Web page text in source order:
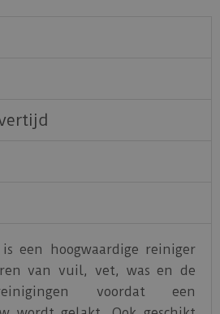
is een hoogwaardige reiniger
van vuil, vet, was en de
voordat een